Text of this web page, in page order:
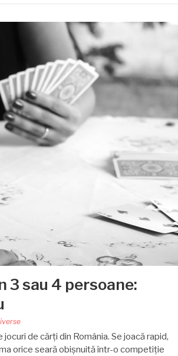
3 sau 4 persoane:
de cărți din România. Se joacă rapid,
orice seară obișnuită într-o competiție